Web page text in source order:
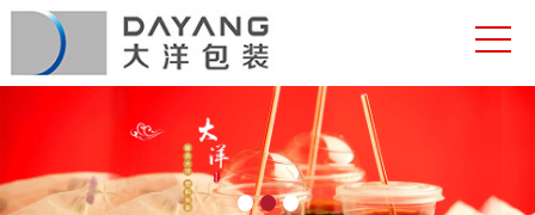
产品中心
合作客户